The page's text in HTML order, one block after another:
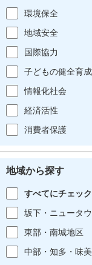
環境保全
地域安全
国際協力
子どもの健全育成
情報化社会
経済活性
消費者保護
地域から探す
すべてにチェック
坂下・ニュータ
東部・南城地区
中部・知多・味